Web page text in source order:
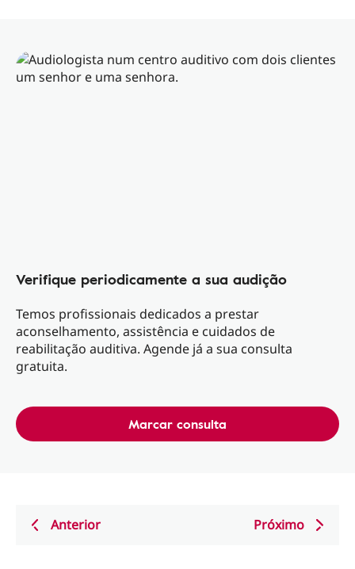
Verifique periodicamente a sua audição
Temos profissionais dedicados a prestar
aconselhamento, assistência e cuidados de
reabilitação auditiva. Agende já a sua consulta
gratuita.
Marcar consulta
Anterior Próximo